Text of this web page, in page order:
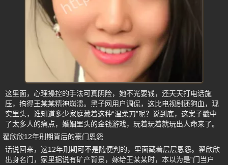
这里面，心理操控的手法可真阴险，她不光要钱，还天天打电话施
压，搞得王某某精神崩溃。黑子网用户调侃，这比电视剧还狗血，现
实里头，谁知道多少家庭藏着这种“温柔刀”呢？说到底，这案子戳中
了太多人的痛点，婚姻里头的金钱游戏，玩着玩着就玩出人命来了。
翟欣欣12年刑期背后的豪门恩怨
话说回来，这12年刑期可不是随便判的，里面藏着层层恩怨。翟欣欣
出身名门，家里据说有矿产背景，嫁给王某某时，本以为是“门当户